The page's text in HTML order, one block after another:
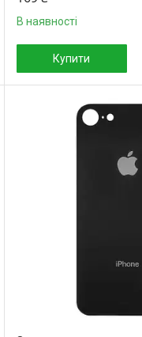
В наявності
Купити